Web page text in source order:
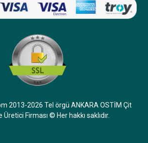
2013-2026 Tel örgü ANKARA OSTİM Çit
Firması © Her hakkı saklıdır.